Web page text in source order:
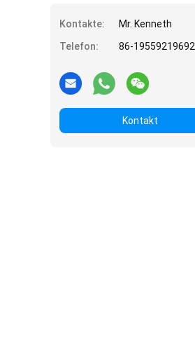
Kontakte:
Mr. Kenneth
Telefon:
86-19559219692
Kontakt